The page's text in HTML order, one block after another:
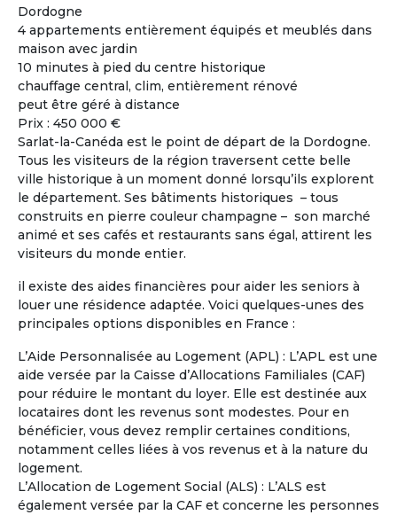
Dordogne
4 appartements entièrement équipés et meublés dans
maison avec jardin
10 minutes à pied du centre historique
chauffage central, clim, entièrement rénové
peut être géré à distance
Prix : 450 000 €
Sarlat-la-Canéda est le point de départ de la Dordogne.
Tous les visiteurs de la région traversent cette belle
ville historique à un moment donné lorsqu’ils explorent
le département. Ses bâtiments historiques – tous
construits en pierre couleur champagne – son marché
animé et ses cafés et restaurants sans égal, attirent les
visiteurs du monde entier.
il existe des aides financières pour aider les seniors à
louer une résidence adaptée. Voici quelques-unes des
principales options disponibles en France :
L’Aide Personnalisée au Logement (APL) : L’APL est une
aide versée par la Caisse d’Allocations Familiales (CAF)
pour réduire le montant du loyer. Elle est destinée aux
locataires dont les revenus sont modestes. Pour en
bénéficier, vous devez remplir certaines conditions,
notamment celles liées à vos revenus et à la nature du
logement.
L’Allocation de Logement Social (ALS) : L’ALS est
également versée par la CAF et concerne les personnes
cohabitation.
Co-acheter Peu importe | France - Gard
Souhaite investir dans une co
habitation pour partager tout en étant
autonome.
J’aime bricoler. Je peux m’occuper de
l’informatique et de l’administration.
Je possède déjà une propriété en
région centre où je compte à la retraite
partager mon temps la bas et dans une
maison en Occitanie en co partage :
Hérault ou Gard ou Aude.
À la une
Co-acheteur Apport personnel : 200 000 €